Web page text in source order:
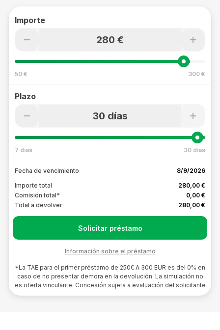
Importe
280 €
50 € 300 €
Plazo
30 días
7 días 30 días
Fecha de vencimiento
8/9/2026
Importe total
280,00 €
Comisión total*
0,00 €
Total a devolver
280,00 €
Solicitar préstamo
Información sobre el préstamo
*La TAE para el primer préstamo de 250€ A 300 EUR es del 0% en
caso de no presentar demora en la devolución. La simulación no
es oferta vinculante. Concesión sujeta a evaluación del solicitante